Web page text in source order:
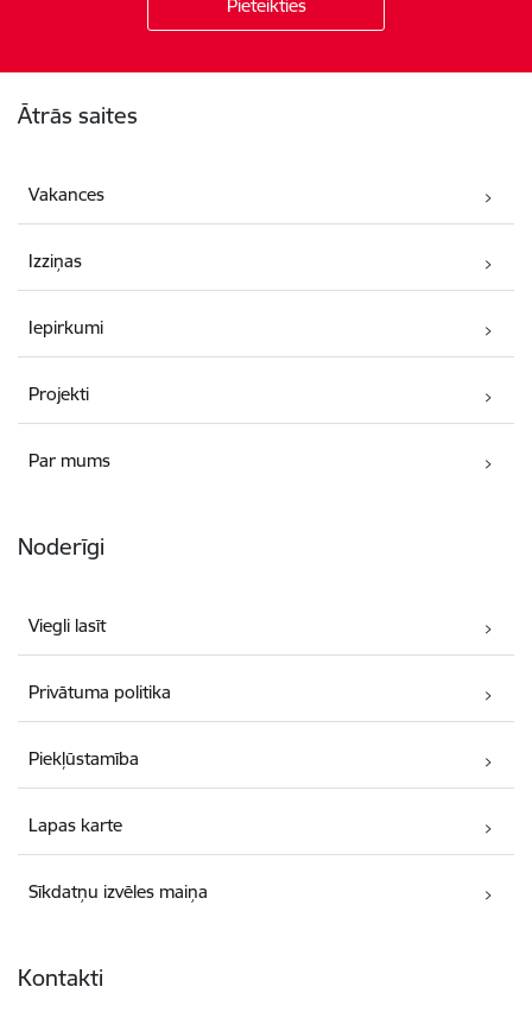
Ātrās saites
Vakances
Izziņas
Iepirkumi
Projekti
Par mums
Noderīgi
Viegli lasīt
Privātuma politika
Piekļūstamība
Lapas karte
Sīkdatņu izvēles maiņa
Kontakti